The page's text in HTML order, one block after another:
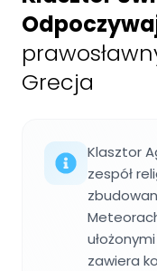
Grecja
Klasztor
zespół
zawiera